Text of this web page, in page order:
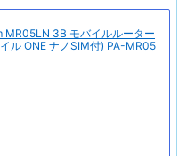
MR05LN 3B モバイルルーター
ル ONE ナノSIM付) PA-MR05